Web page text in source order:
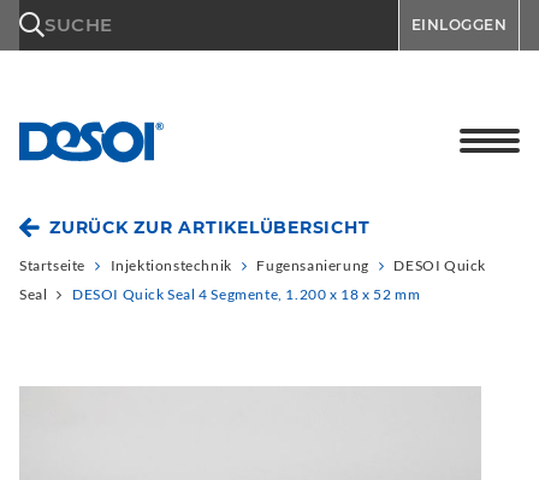
SUCHE EINLOGGEN
ZURÜCK ZUR ARTIKELÜBERSICHT
Startseite Injektionstechnik Fugensanierung
DESOI Quick
Seal
DESOI Quick Seal 4 Segmente, 1.200 x 18 x 52 mm